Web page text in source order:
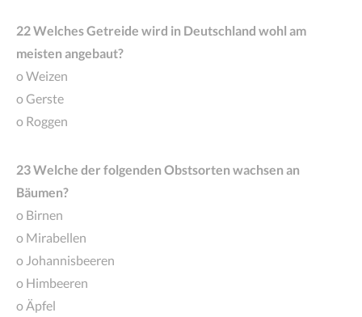
22 Welches Getreide wird in Deutschland wohl am
meisten angebaut?
o Weizen
o Gerste
o Roggen
23 Welche der folgenden Obstsorten wachsen an
Bäumen?
o Birnen
o Mirabellen
o Johannisbeeren
o Himbeeren
o Äpfel